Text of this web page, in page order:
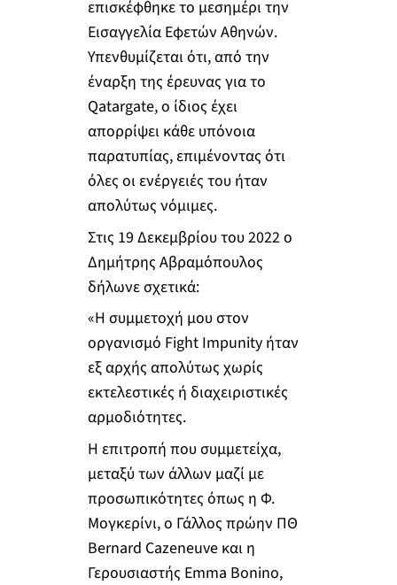
επισκέφθηκε το μεσημέρι την
Εισαγγελία Εφετών Αθηνών.
Υπενθυμίζεται ότι, από την
έναρξη της έρευνας για το
Qatargate, ο ίδιος έχει
απορρίψει κάθε υπόνοια
παρατυπίας, επιμένοντας ότι
όλες οι ενέργειές του ήταν
απολύτως νόμιμες.
Στις 19 Δεκεμβρίου του 2022 ο
Δημήτρης Αβραμόπουλος
δήλωνε σχετικά:
«Η συμμετοχή μου στον
οργανισμό Fight Impunity ήταν
εξ αρχής απολύτως χωρίς
εκτελεστικές ή διαχειριστικές
αρμοδιότητες.
Η επιτροπή που συμμετείχα,
μεταξύ των άλλων μαζί με
προσωπικότητες όπως η Φ.
Μογκερίνι, ο Γάλλος πρώην ΠΘ
Bernard Cazeneuve και η
Γερουσιαστής Emma Bonino,